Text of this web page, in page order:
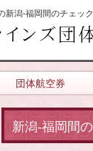
新潟-福岡間のチェッ
新潟-福岡間
団体航空券